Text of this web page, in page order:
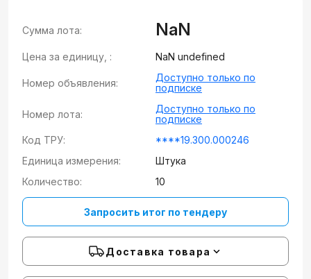
Сумма лота: NaN
Цена за единицу, : NaN undefined
Номер объявления:
Доступно только по
подписке
Номер лота:
Доступно только по
подписке
Код ТРУ:
****19.300.000246
Единица измерения:
Штука
Количество:
10
Запросить итог по тендеру
Доставка товара